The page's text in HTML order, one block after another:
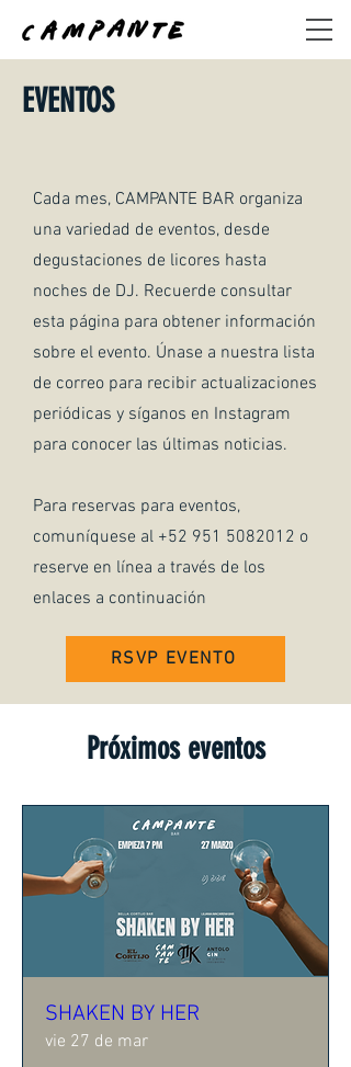
EVENTOS
Cada mes, CAMPANTE BAR organiza
una variedad de eventos, desde
degustaciones de licores hasta
noches de DJ. Recuerde consultar
esta página para obtener información
sobre el evento. Únase a nuestra lista
de correo para recibir actualizaciones
periódicas y síganos en Instagram
para conocer las últimas noticias.
Para reservas para eventos,
comuníquese al +52 951 5082012 o
reserve en línea a través de los
enlaces a continuación
RSVP EVENTO
Próximos eventos
SHAKEN BY HER
vie 27 de mar